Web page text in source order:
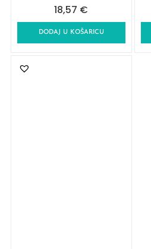
18,57 €
DODAJ U KOŠARICU